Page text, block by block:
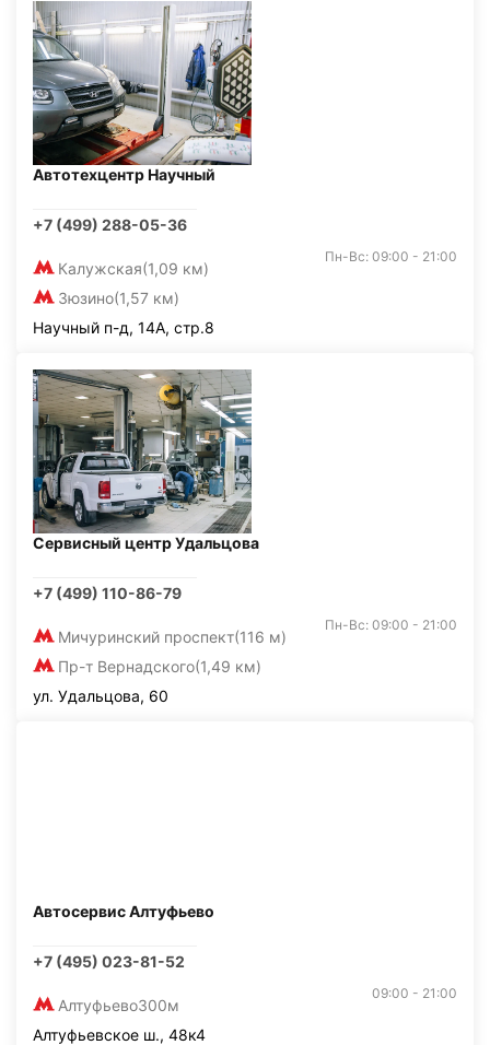
Автотехцентр Научный
+7 (499) 288-05-36
Калужская(1,09 км)
Зюзино(1,57 км)
Пн-Вс: 09:00 - 21:00
Научный п-д, 14А, стр.8
Сервисный центр Удальцова
+7 (499) 110-86-79
Мичуринский проспект(116 м)
Пр-т Вернадского(1,49 км)
Пн-Вс: 09:00 - 21:00
ул. Удальцова, 60
Автосервис Алтуфьево
+7 (495) 023-81-52
Алтуфьево300м
09:00 - 21:00
Алтуфьевское ш., 48к4